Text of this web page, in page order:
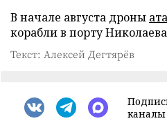
В начале августа дроны
корабли в порту
Текст: Алексей Дегтярёв
каналы